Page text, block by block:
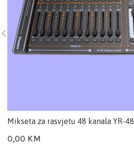
Mikseta za rasvjetu 48 kanala YR-48
0,00 KM